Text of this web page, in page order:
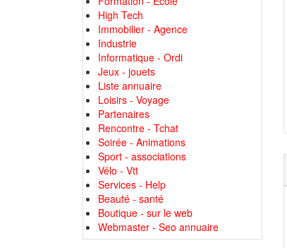
High Tech
Immobilier - Agence
Industrie
Informatique - Ordi
Jeux - jouets
Liste annuaire
Loisirs - Voyage
Partenaires
Rencontre - Tchat
Soirée - Animations
Sport - associations
Vélo - Vtt
Services - Help
Beauté - santé
Boutique - sur le web
Webmaster - Seo annuaire